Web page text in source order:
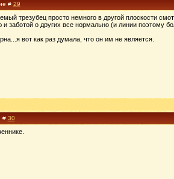
# 29
трезубец просто немного в другой плоскости
о других все нормально (и линии поэтому
вот как раз думала, что он им не является.
# 30